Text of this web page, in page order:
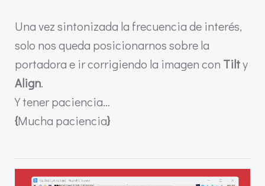
Una vez sintonizada la frecuencia de interés,
solo nos queda posicionarnos sobre la
portadora e ir corrigiendo la imagen con Tilty
Align.
Y tener paciencia…
{Mucha paciencia}